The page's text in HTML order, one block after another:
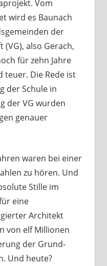
Vom
wird es Baunach
der
also Gerach,
für zehn Jahre
teuer. Die Rede ist
der Schule in
der VG wurden
genauer
waren bei einer
zu hören. Und
Stille im
eine
Architekt
von elf Millionen
der Grund-
Und heute?